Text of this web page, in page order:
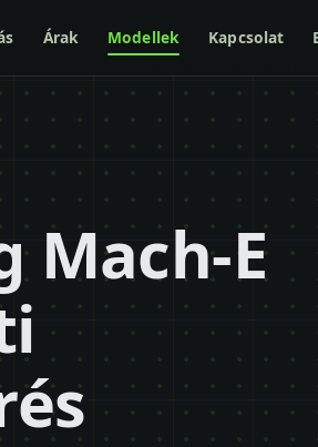
Árak Modellek Kapcsolat
Mach-E